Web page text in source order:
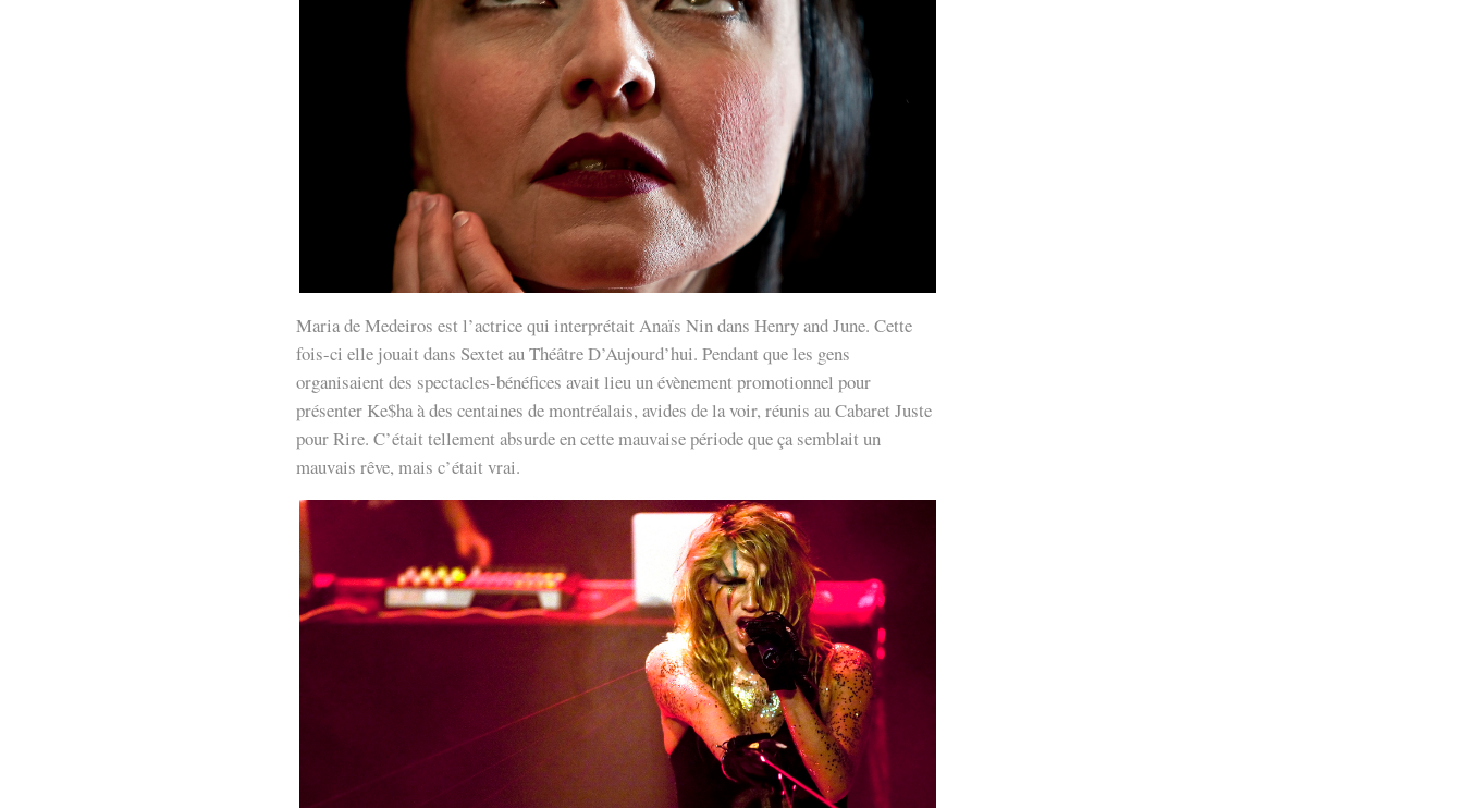
Maria de Medeiros est l’actrice qui interprétait Anaïs Nin dans Henry and June. Cette
fois-ci elle jouait dans Sextet au Théâtre D’Aujourd’hui. Pendant que les gens
organisaient des spectacles-bénéfices avait lieu un évènement promotionnel pour
présenter Ke$ha à des centaines de montréalais, avides de la voir, réunis au Cabaret Juste
pour Rire. C’était tellement absurde en cette mauvaise période que ça semblait un
mauvais rêve, mais c’était vrai.